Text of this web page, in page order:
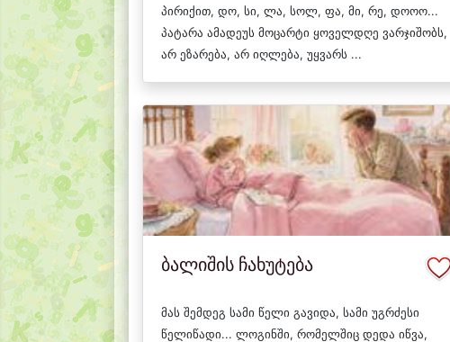
პირიქით, დო, სი, ლა, სოლ, ფა, მი, რე, დოოო...
პატარა ამადეუს მოცარტი ყოველდღე ვარჯიშობს,
არ ეზარება, არ იღლება, უყვარს ...
ბალიშის ჩახუტება
მას შემდეგ სამი წელი გავიდა, სამი უგრძესი
წელიწადი... ლოგინში, რომელშიც დედა იწვა,